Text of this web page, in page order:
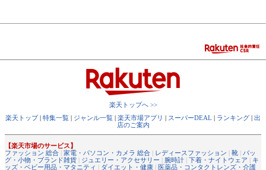
楽天トップへ >>
楽天トップ
特集一覧 ジャンル一覧 楽天市場アプリ スーパーDEAL ランキング
出
店のご案内
【楽天市場のサービス】
ファッション 総合
家電・パソコン・カメラ 総合 レディースファッション 靴
バッ
グ・小物・ブランド雑貨
ジュエリー・アクセサリー 腕時計 下着・ナイトウェア
キ
ッズ・ベビー用品・マタニティ
ダイエット・健康 医薬品・コンタクトレンズ・介護